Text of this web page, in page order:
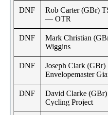
DNF
Rob Carter (GBr)
— OTR
DNF
Mark Christian
Wiggins
DNF
Joseph Clark (GBr)
Envelopemaster
DNF
David Clarke
Cycling Project